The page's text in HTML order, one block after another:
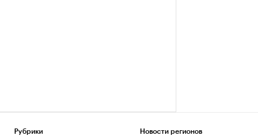
Рубрики Новости регионов